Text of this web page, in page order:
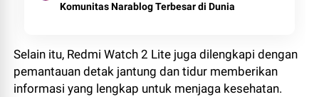
Komunitas Narablog Terbesar di Dunia
Selain itu, Redmi Watch 2 Lite juga dilengkapi dengan
pemantauan detak jantung dan tidur memberikan
informasi yang lengkap untuk menjaga kesehatan.